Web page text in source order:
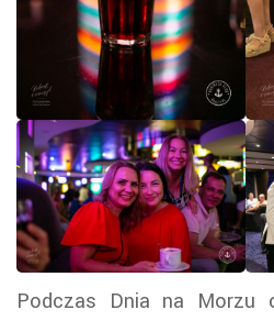
Podczas Dnia na Morzu